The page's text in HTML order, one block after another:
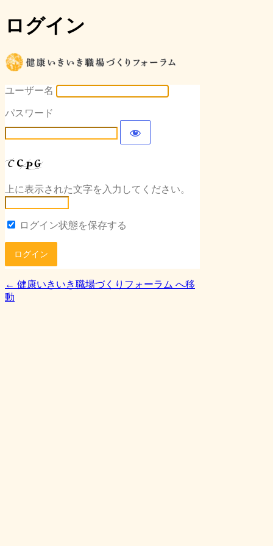
ログイン
ユーザー名
パスワード
上に表示された文字を入力してください。
ログイン状態を保存する
← 健康いきいき職場づくりフォーラム へ移
動